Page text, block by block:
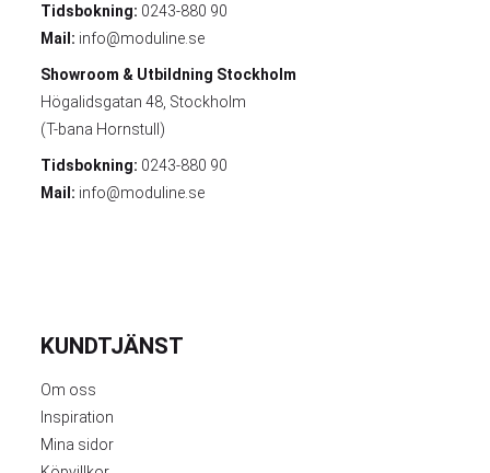
Tidsbokning: 0243-880 90
Mail: info@moduline.se
Showroom & Utbildning Stockholm
Högalidsgatan 48, Stockholm
(T-bana Hornstull)
Tidsbokning: 0243-880 90
Mail: info@moduline.se
KUNDTJÄNST
Om oss
Inspiration
Mina sidor